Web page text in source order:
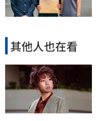
其他人也在看